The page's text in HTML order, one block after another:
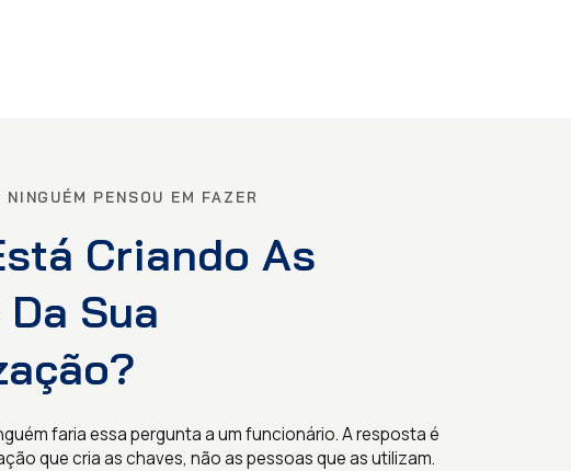
PENSOU EM FAZER
Criando As
Sua
faria essa pergunta a um funcionário. A resposta é
que cria as chaves, não as pessoas que as utilizam.